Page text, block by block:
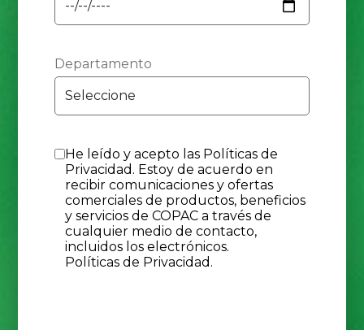
Departamento
He leído y acepto las Políticas de
Privacidad. Estoy de acuerdo en
recibir comunicaciones y ofertas
comerciales de productos, beneficios
y servicios de COPAC a través de
cualquier medio de contacto,
incluidos los electrónicos.
Políticas de Privacidad.